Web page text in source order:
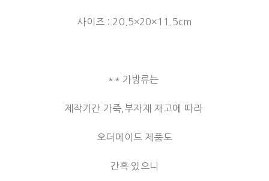
사이즈 : 20.5×20×11.5cm
** 가방류는
제작기간 가죽,부자재 재고에 따라
오더메이드 제품도
간혹 있으니